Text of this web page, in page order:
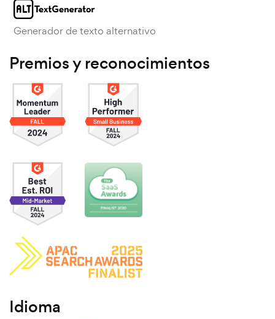
Generador de texto alternativo
Premios y reconocimientos
Idioma